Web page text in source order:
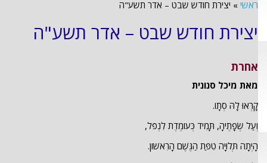
ראשי » יצירת חודש שבט – אדר תשע"ה
יצירת חודש שבט – אדר תשע"ה
אחרת
מאת מיכל סנונית
קָרְאוּ לָהּ סְתָו.
וְעַל שְׂפָתֶיהָ, תָּמִיד כְּעוֹמֶדֶת לִנְפֹל,
הָיְתָה תְּלוּיָה טִפַּת הַגֶּשֶׁם הָרִאשׁוֹן.